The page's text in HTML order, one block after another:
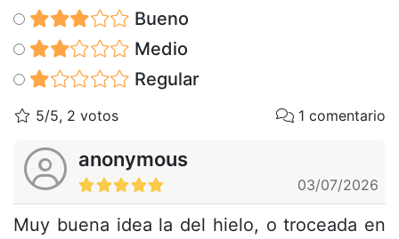
Bueno
Medio
Regular
5/5, 2 votos 1 comentario
anonymous
03/07/2026
Muy buena idea la del hielo, o troceada en